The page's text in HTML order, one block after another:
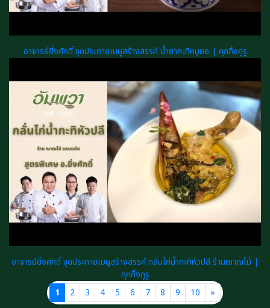
อาจารย์ยิ่งศักดิ์ จุดประกายเมนูสร้างสรรค์ น้ำยากะทิหมูยอ | คุกกิ้งกูรู
อาจารย์ยิ่งศักดิ์ จุดประกายเมนูสร้างสรรค์ กลั่นไก่น้ำกะทิหัวปลี ร้านฌาณไม้ |
คุกกิ้งกูรู
1
2 3 4 5 6 7 8 9 10 »